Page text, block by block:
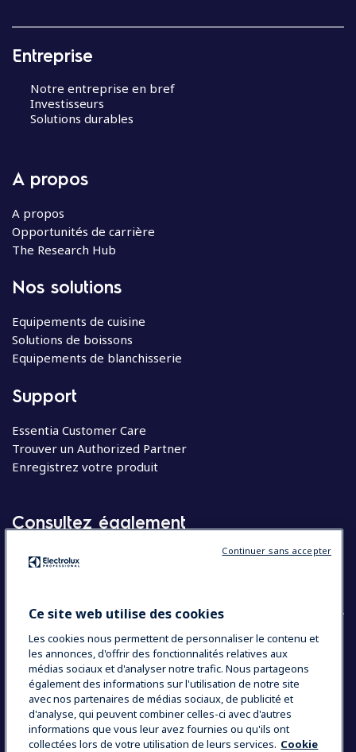
Entreprise
Notre entreprise en bref
Investisseurs
Solutions durables
A propos
A propos
Opportunités de carrière
The Research Hub
Nos solutions
Equipements de cuisine
Solutions de boissons
Equipements de blanchisserie
Support
Essentia Customer Care
Trouver un Authorized Partner
Enregistrez votre produit
Consultez également
Molteni
Appareils électroménagers
COUNTRY AND LANGUAGE
VOTRE SÉLECTION : BELGIQUE
Data Privacy Statement Cookie Policy
Ce site web utilise des cookies
Les cookies nous permettent de personnaliser le contenu et
les annonces, d'offrir des fonctionnalités relatives aux
médias sociaux et d'analyser notre trafic. Nous partageons
également des informations sur l'utilisation de notre site
avec nos partenaires de médias sociaux, de publicité et
d'analyse, qui peuvent combiner celles-ci avec d'autres
informations que vous leur avez fournies ou qu'ils ont
collectées lors de votre utilisation de leurs services. Cookie
Continuer sans accepter